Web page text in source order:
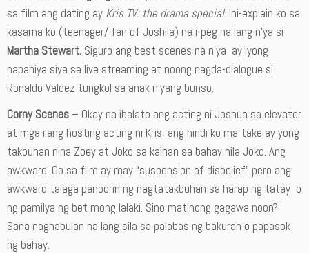
sa film ang dating ay Kris TV: the drama special. Ini-explain ko sa
kasama ko (teenager/ fan of Joshlia) na i-peg na lang n’ya si
Martha Stewart. Siguro ang best scenes na n’ya ay iyong
napahiya siya sa live streaming at noong nagda-dialogue si
Ronaldo Valdez tungkol sa anak n’yang bunso.
Corny Scenes – Okay na ibalato ang acting ni Joshua sa elevator
at mga ilang hosting acting ni Kris, ang hindi ko ma-take ay yong
takbuhan nina Zoey at Joko sa kainan sa bahay nila Joko. Ang
awkward! Oo sa film ay may “suspension of disbelief” pero ang
awkward talaga panoorin ng nagtatakbuhan sa harap ng tatay o
ng pamilya ng bet mong lalaki. Sino matinong gagawa noon?
Sana naghabulan na lang sila sa palabas ng bakuran o papasok
ng bahay.